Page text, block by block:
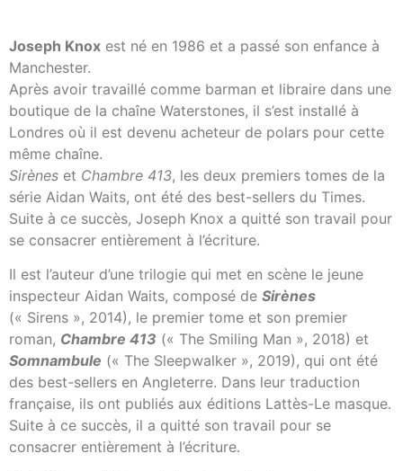
Joseph Knox est né en 1986 et a passé son enfance à
Manchester.
Après avoir travaillé comme barman et libraire dans une
boutique de la chaîne Waterstones, il s’est installé à
Londres où il est devenu acheteur de polars pour cette
même chaîne.
Sirènes et Chambre 413, les deux premiers tomes de la
série Aidan Waits, ont été des best-sellers du Times.
Suite à ce succès, Joseph Knox a quitté son travail pour
se consacrer entièrement à l’écriture.
Il est l’auteur d’une trilogie qui met en scène le jeune
inspecteur Aidan Waits, composé de Sirènes
(« Sirens », 2014), le premier tome et son premier
roman, Chambre 413 (« The Smiling Man », 2018) et
Somnambule (« The Sleepwalker », 2019), qui ont été
des best-sellers en Angleterre. Dans leur traduction
française, ils ont publiés aux éditions Lattès-Le masque.
Suite à ce succès, il a quitté son travail pour se
consacrer entièrement à l’écriture.